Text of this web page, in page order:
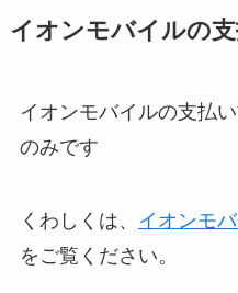
イオンモバイルの
イオンモバイルの支払
のみです
くわしくは、
イオンモ
をご覧ください。